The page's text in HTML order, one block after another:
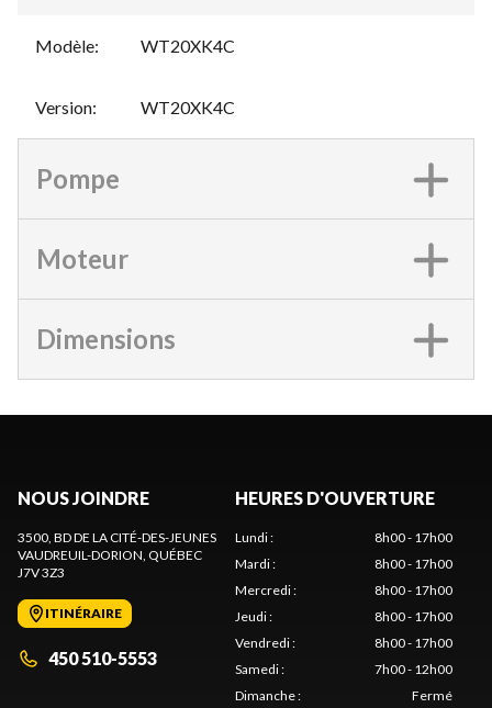
Modèle: WT20XK4C
Version: WT20XK4C
Pompe
Moteur
Dimensions
NOUS JOINDRE
3500, BD DE LA CITÉ-DES-JEUNES
VAUDREUIL-DORION, QUÉBEC
J7V 3Z3
ITINÉRAIRE
450 510-5553
HEURES D'OUVERTURE
Lundi:
8h00 - 17h00
Mardi:
8h00 - 17h00
Mercredi:
8h00 - 17h00
Jeudi:
8h00 - 17h00
Vendredi:
8h00 - 17h00
Samedi:
7h00 - 12h00
Dimanche: Fermé